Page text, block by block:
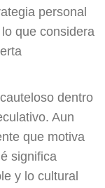
personal
que considera
dentro
Aun
que motiva
significa
y lo cultural